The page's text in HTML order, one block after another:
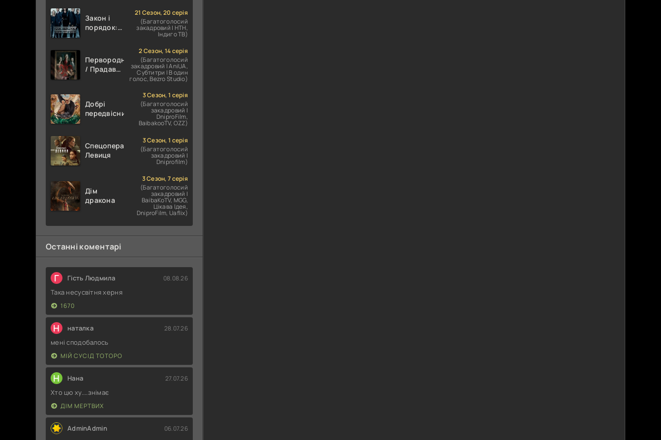
Закон і
порядок:
21 Сезон, 20 серія
(Багатоголосий
закадровий | НТН,
Індиго ТВ)
Первородні
/ Прадавні
2 Сезон, 14 серія
(Багатоголосий
закадровий | AniUA,
Субтитри | В один
голос, Bezro Studio)
Добрі
передвісники
3 Сезон, 1 серія
(Багатоголосий
закадровий |
DniproFilm,
BaibakooTV, OZZ)
Спецоперації:
Левиця
3 Сезон, 1 серія
(Багатоголосий
закадровий |
Dniprofilm)
Дім
дракона
3 Сезон, 7 серія
(Багатоголосий
закадровий |
BaibaKoTV, MGG,
Цікава Ідея,
DniproFilm, Uaflix)
Останні коментарі
Г Гість Людмила 08.08.26
Така несусвітня херня
1670
Н наталка 28.07.26
мені сподобалось
МІЙ СУСІД ТОТОРО
Н Нана 27.07.26
Хто цю ху....знімає
ДІМ МЕРТВИХ
AdminAdmin 06.07.26